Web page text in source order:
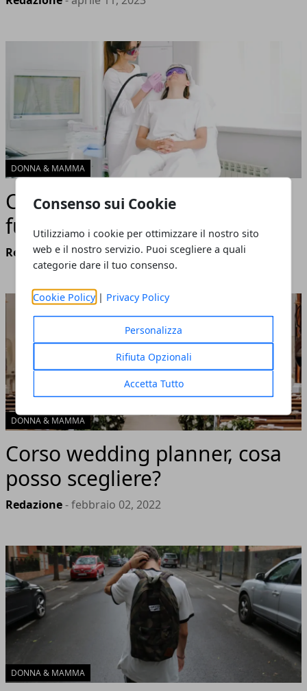
Consenso sui Cookie
Utilizziamo i cookie per ottimizzare il nostro sito
web e il nostro servizio. Puoi scegliere a quali
categorie dare il tuo consenso.
Cookie Policy | Privacy Policy
Personalizza
Rifiuta Opzionali
Accetta Tutto
DONNA & MAMMA
Cos'è la laser terapia e come
funziona nei centri estetici?
Redazione - dicembre 28, 2022
DONNA & MAMMA
Corso wedding planner, cosa
posso scegliere?
Redazione- febbraio 02, 2022
DONNA & MAMMA